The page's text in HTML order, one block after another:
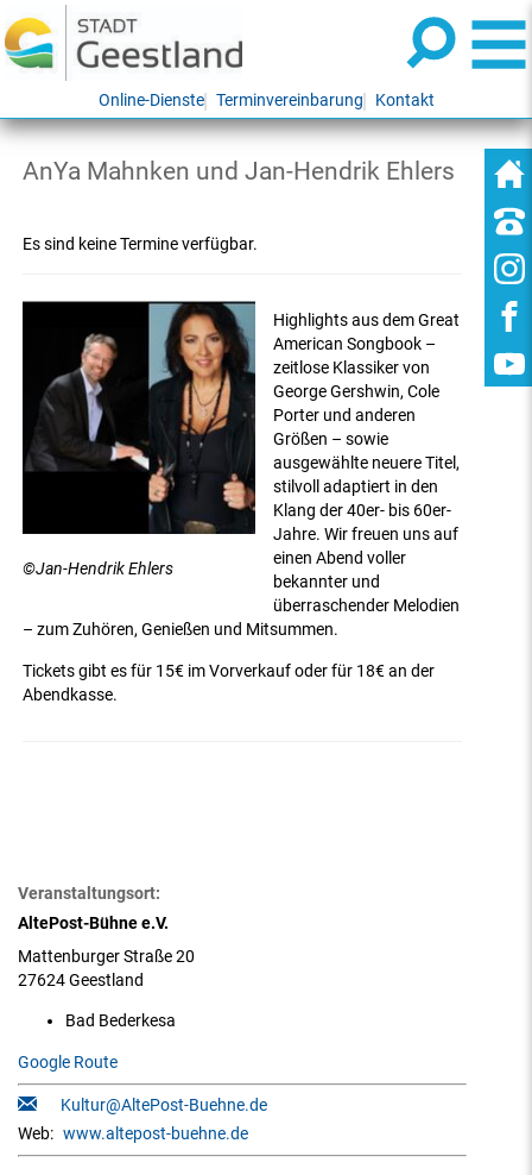
Online-Dienste Terminvereinbarung Kontakt
AnYa Mahnken und Jan-Hendrik Ehlers
Es sind keine Termine verfügbar.
©Jan-Hendrik Ehlers
Highlights aus dem Great
American Songbook –
zeitlose Klassiker von
George Gershwin, Cole
Porter und anderen
Größen – sowie
ausgewählte neuere Titel,
stilvoll adaptiert in den
Klang der 40er- bis 60er-
Jahre. Wir freuen uns auf
einen Abend voller
bekannter und
überraschender Melodien
– zum Zuhören, Genießen und Mitsummen.
Tickets gibt es für 15€ im Vorverkauf oder für 18€ an der
Abendkasse.
Veranstaltungsort:
AltePost-Bühne e.V.
Mattenburger Straße 20
27624 Geestland
Bad Bederkesa
Google Route
Kultur@AltePost-Buehne.de
Web: www.altepost-buehne.de